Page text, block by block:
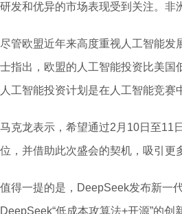
研发和优异的市场表现受到关注。非
尽管欧盟近年来高度重视人工智能
士指出，欧盟的人工智能投资比美国
人工智能投资计划是在人工智能竞赛
马克龙表示，希望通过2月10日至11
位，并借助此次盛会的契机，吸引更
值得一提的是，DeepSeek发布新一
DeepSeek“低成本攻算法+开源”的